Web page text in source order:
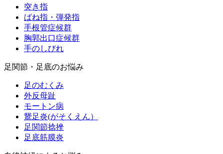
突き指
ばね指・弾発指
手根管症候群
胸郭出口症候群
手のしびれ
足関節・足底のお悩み
足のむくみ
外反母趾
モートン病
鵞足炎(がそくえん）
足関節捻挫
足底筋膜炎